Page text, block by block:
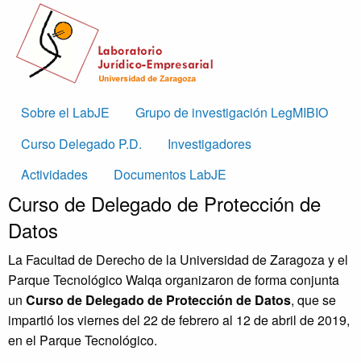
Skip to main content
Main
Sobre el LabJE
Grupo de investigación LegMIBIO
Curso Delegado P.D.
Investigadores
Actividades
Documentos LabJE
Curso de Delegado de Protección de
Datos
La Facultad de Derecho de la Universidad de Zaragoza y el
Parque Tecnológico Walqa organizaron de forma conjunta
un Curso de Delegado de Protección de Datos, que se
impartió los viernes del 22 de febrero al 12 de abril de 2019,
en el Parque Tecnológico.